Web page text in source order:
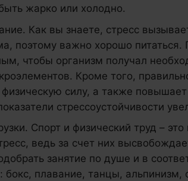
жарко или холодно.
Как вы знаете, стресс
поэтому важно хорошо
чтобы организм получал
Кроме того,
силу, а также
стрессоустойчивости
Спорт и физический труд –
ведь за счет них
занятие по душе и в
плавание, танцы, альпинизм,